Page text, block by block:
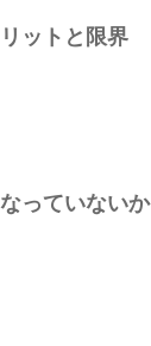
ットと限界
っていないか